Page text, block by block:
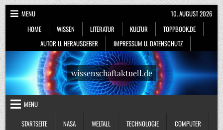
Skip
to
content
MENU
HOME
WISSEN LITERATUR KULTUR
TOPPBOOK.DE
AUTOR U. HERAUSGEBER
IMPRESSUM U. DATENSCHUTZ
10. AUGUST 2026
wissenschaftaktuell.de
MENU
STARTSEITE
NASA WELTALL TECHNOLOGIE COMPUTER